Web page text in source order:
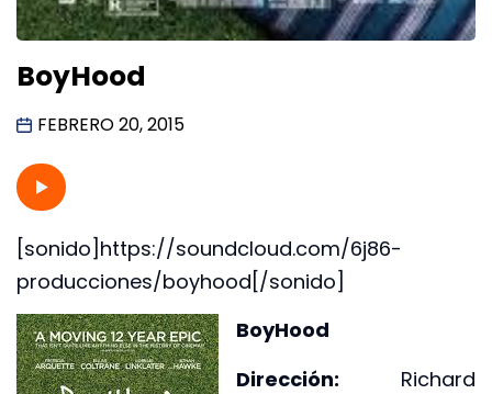
BoyHood
FEBRERO 20, 2015
[sonido]https://soundcloud.com/6j86-
producciones/boyhood[/sonido]
BoyHood
Dirección: Richard